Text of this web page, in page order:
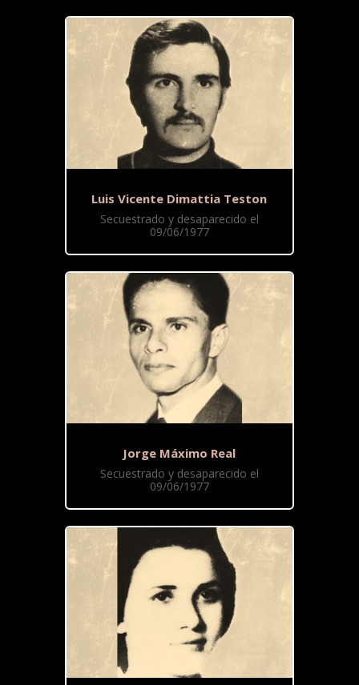
Luis Vicente Dimattia Teston
Secuestrado y desaparecido el
09/06/1977
Jorge Máximo Real
Secuestrado y desaparecido el
09/06/1977